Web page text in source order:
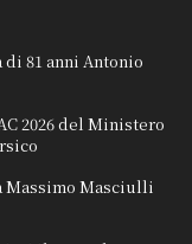
81 anni Antonio
2026 del Ministero
Massimo Masciulli